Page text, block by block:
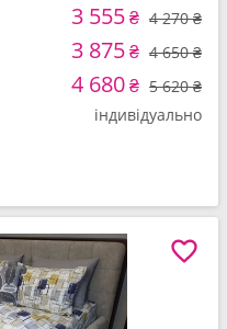
3 555₴ 4 270 ₴
3 875₴ 4 650 ₴
4 680₴ 5 620 ₴
індивідуально